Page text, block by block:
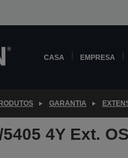
CASA EMPRESA
GARANTIA
5405 4Y Ext.